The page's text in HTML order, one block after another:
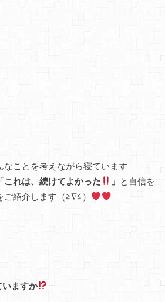
なことを考えながら寝ています
これは、続けてよかった 」 と自信を
ご紹介します（≧∇≦）
いますか